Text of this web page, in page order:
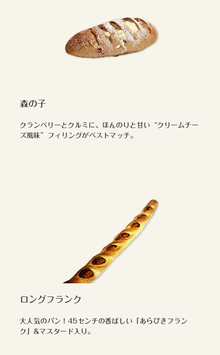
森の子
クランベリーとクルミに、ほんのりと甘い“クリームチー
ズ風味”フィリングがベストマッチ。
ロングフランク
大人気のパン！45センチの香ばしい「あらびきフラン
ク」&マスタード入り。